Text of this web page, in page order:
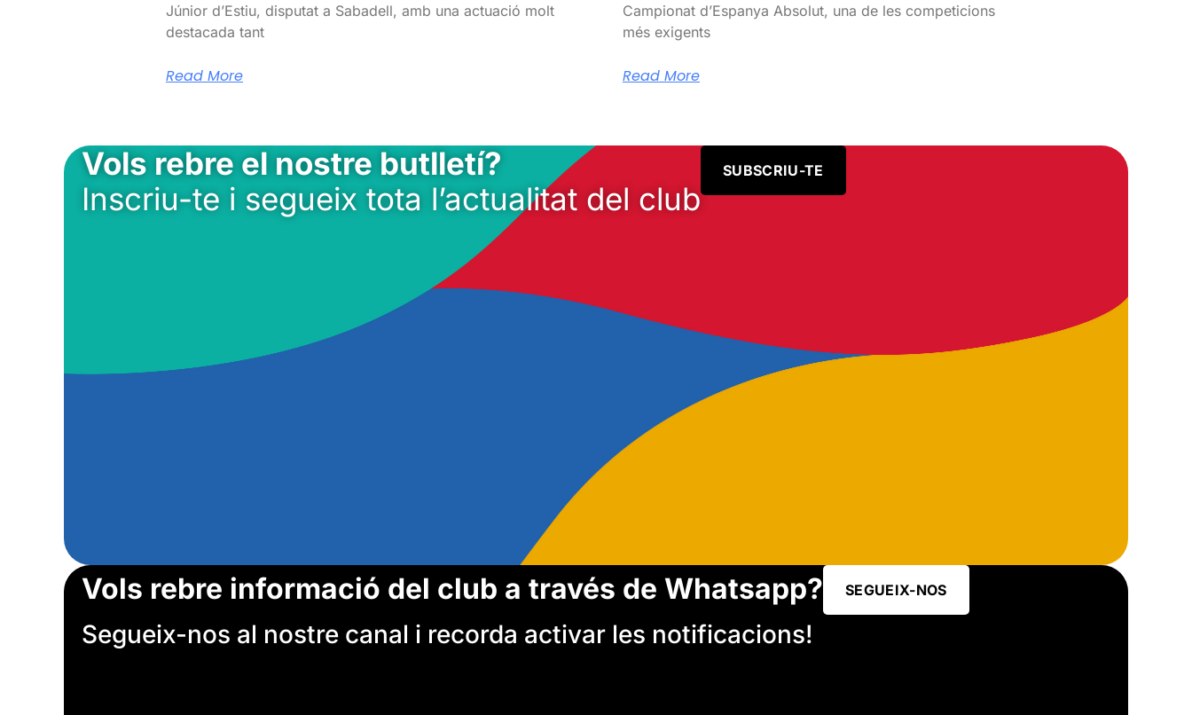
Júnior d’Estiu, disputat a Sabadell, amb una actuació molt
destacada tant
Read More
Campionat d’Espanya Absolut, una de les competicions
més exigents
Read More
Vols rebre el nostre butlletí?
Inscriu-te i segueix tota l’actualitat del club
SUBSCRIU-TE
Vols rebre informació del club a través de Whatsapp?
Segueix-nos al nostre canal i recorda activar les notificacions!
SEGUEIX-NOS